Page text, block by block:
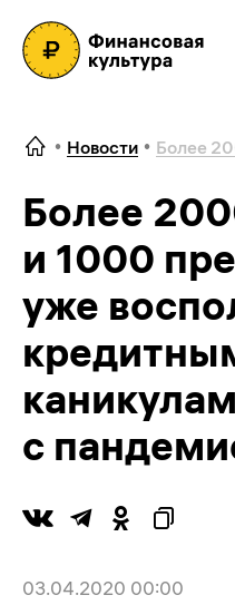
Новости Более
Более
и 1000
уже
с
03.04.2020 00:00